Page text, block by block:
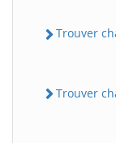
Trouver
Trouver